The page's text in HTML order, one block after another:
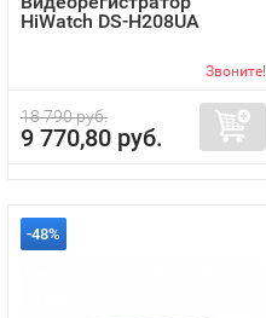
HiWatch DS-H208UA
Звоните!
18 790 руб.
9 770,80 руб.
-48%